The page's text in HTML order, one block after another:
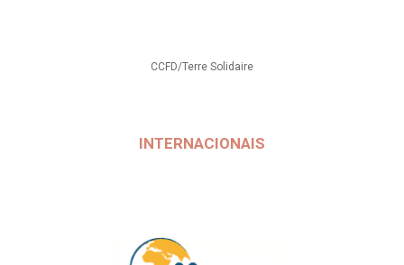
CCFD/Terre Solidaire
INTERNACIONAIS